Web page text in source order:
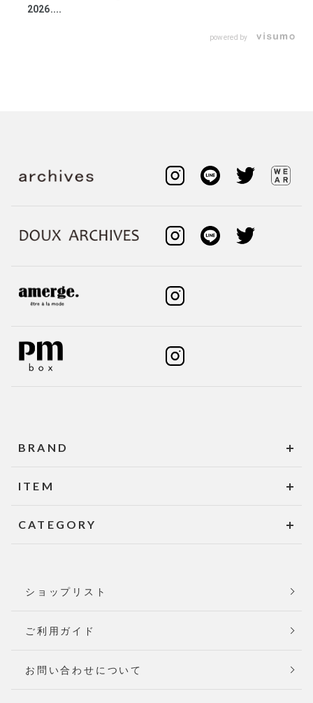
2026....
powered by
BRAND
ITEM
CATEGORY
ショップリスト
ご利用ガイド
お問い合わせについて